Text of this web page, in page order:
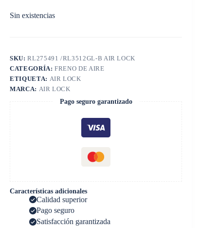
Sin existencias
SKU:RL275491 /RL3512GL-B AIR LOCK
CATEGORÍA:FRENO DE AIRE
ETIQUETA: AIR LOCK
MARCA: AIR LOCK
Pago seguro garantizado
Características adicionales
Calidad superior
Pago seguro
Satisfacción garantizada